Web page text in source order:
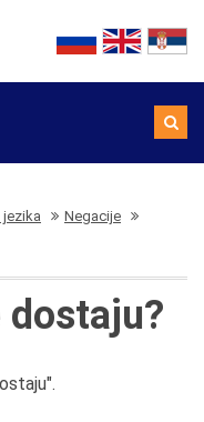
Negacije